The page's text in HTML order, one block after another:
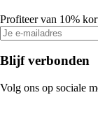
Profiteer van 10%
Blijf verbonden
Volg ons op sociale